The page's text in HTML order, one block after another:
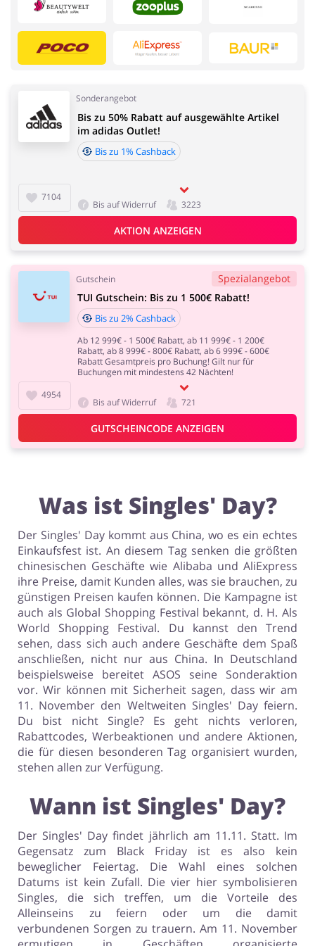
Elektronik
Dienstleistungen,
Finanzen &
Mobilfunknetze
Bücher, Medien, Software
& Games
Home & Garden
Beauty & Gesundheit Kfz
Bürobedarf & Schreibwaren
Sport & Hobby
Elektronik Tierbedarf
Dienstleistungen, Finanzen &
Mobilfunknetze
Kinderartikel & Spielzeug
Bücher, Medien, Software &
Games
Erotik
Sonderangebot
7104
Bis zu 50% Rabatt auf ausgewählte Artikel
im adidas Outlet!
Bis zu 1% Cashback
Bis auf Widerruf 3223
AKTION ANZEIGEN
Gutschein Spezialangebot
4954
TUI Gutschein: Bis zu 1 500€ Rabatt!
Bis zu 2% Cashback
Ab 12 999€ - 1 500€ Rabatt, ab 11 999€ - 1 200€
Rabatt, ab 8 999€ - 800€ Rabatt, ab 6 999€ - 600€
Rabatt Gesamtpreis pro Buchung! Gilt nur für
Buchungen mit mindestens 42 Nächten!
Bis auf Widerruf 721
GUTSCHEINCODE ANZEIGEN
Was ist Singles' Day?
Der Singles' Day kommt aus China, wo es ein echtes
Einkaufsfest ist. An diesem Tag senken die größten
chinesischen Geschäfte wie Alibaba und AliExpress
ihre Preise, damit Kunden alles, was sie brauchen, zu
günstigen Preisen kaufen können. Die Kampagne ist
auch als Global Shopping Festival bekannt, d. H. Als
World Shopping Festival. Du kannst den Trend
sehen, dass sich auch andere Geschäfte dem Spaß
anschließen, nicht nur aus China. In Deutschland
beispielsweise bereitet ASOS seine Sonderaktion
vor. Wir können mit Sicherheit sagen, dass wir am
11. November den Weltweiten Singles' Day feiern.
Du bist nicht Single? Es geht nichts verloren,
Rabattcodes, Werbeaktionen und andere Aktionen,
die für diesen besonderen Tag organisiert wurden,
stehen allen zur Verfügung.
Wann ist Singles' Day?
Der Singles' Day findet jährlich am 11.11. Statt. Im
Gegensatz zum Black Friday ist es also kein
beweglicher Feiertag. Die Wahl eines solchen
Datums ist kein Zufall. Die vier hier symbolisieren
Singles, die sich treffen, um die Vorteile des
Alleinseins zu feiern oder um die damit
verbundenen Sorgen zu trauern. Am 11. November